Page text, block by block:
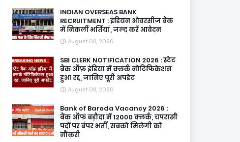
INDIAN OVERSEAS BANK
RECRUITMENT : इंडियन ओवरसीज बैंक
में निकलीं भर्तियां, जल्द करें आवेदन
August 08, 2026
SBI CLERK NOTIFICATION 2026 : स्टेट
बैंक ऑफ़ इंडिया में क्लर्क नोटिफिकेशन
हुआ रद्द, जानिए पूरी अपडेट
August 08, 2026
Bank of Baroda Vacancy 2026 :
बैंक ऑफ बड़ौदा में 12000 क्लर्क, चपरासी
पदों पर बंपर भर्ती, सबको मिलेगी को
नौकरी